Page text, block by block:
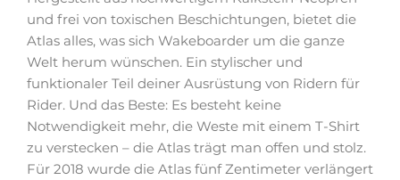
und frei von toxischen Beschichtungen, bietet die
Atlas alles, was sich Wakeboarder um die ganze
Welt herum wünschen. Ein stylischer und
funktionaler Teil deiner Ausrüstung von Ridern für
Rider. Und das Beste: Es besteht keine
Notwendigkeit mehr, die Weste mit einem T-Shirt
zu verstecken – die Atlas trägt man offen und stolz.
Für 2018 wurde die Atlas fünf Zentimeter verlängert